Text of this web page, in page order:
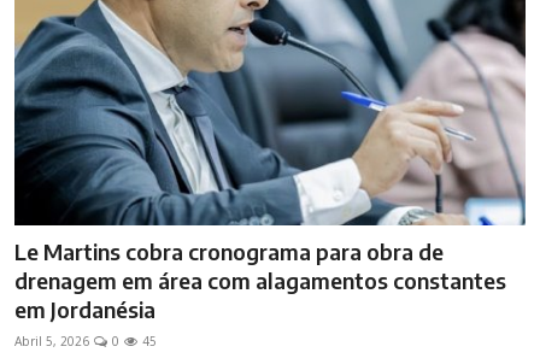
Le Martins cobra cronograma para obra de
drenagem em área com alagamentos constantes
em Jordanésia
Abril 5, 2026 0 45